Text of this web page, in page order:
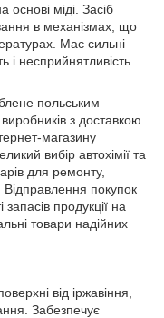
основі міді. Засіб
в механізмах, що
Має сильні
і несприйнятливість
польським
з доставкою
магазину
вибір автохімії та
для ремонту,
Відправлення покупок
продукції на
товари надійних
від іржавіння,
Забезпечує